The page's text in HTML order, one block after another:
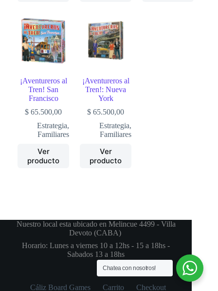
¡Aventureros al
Tren! San
Francisco
$ 65.500,00
Estrategia,
Familiares
Ver
producto
¡Aventureros al
Tren!: Nueva
York
$ 65.500,00
Estrategia,
Familiares
Ver
producto
Nuestro local esta ubicado en Melincue 4499 - Villa
Devoto (CABA)
Horario: Lunes a viernes 10 a 12hs - 15 a 18hs -
Sabados 13 a 18hs
Cáliz Board Games Carrito Checkout
Chatea con nosotros!